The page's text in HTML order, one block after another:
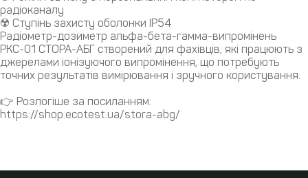
радіоканалу
☢️ Ступінь захисту оболонки ІР54
Радіометр-дозиметр альфа-бета-гамма-випромінень
РКС-01 СТОРА-АБГ створений для фахівців, які працюють з
джерелами іонізуючого випромінення, що потребують
точних результатів вимірювання і зручного користування.
👉 Розлогіше за посиланням:
https://shop.ecotest.ua/stora-abg/